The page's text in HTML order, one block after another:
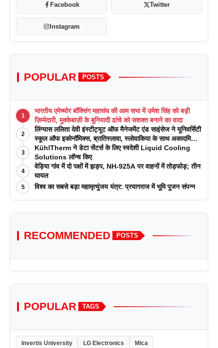
Facebook Twitter
Instagram
POPULAR POSTS
1
भारतीय एमेच्योर बॉक्सिंग महासंघ की आम सभा में उमेश सिंह को बड़ी
ज़िम्मेदारी, मुक्केबाज़ी के बुनियादी ढांचे को सशक्त बनाने का वादा
2
लिंग्यास ललिता देवी इंस्टीट्यूट ऑफ मैनेजमेंट एंड साइंसेज ने यूनिवर्सिटी
स्कूल ऑफ इकोनॉमिक्स, ब्रातिस्लावा, स्लोवाकिया के साथ अकादमिक
पत्रिकाओं में प्रकाशन रणनीतियों पर एक दिवसीय कार्यशाला का
आयोजन किया
3
KühlTherm ने डेटा सेंटर्स के लिए स्वदेशी Liquid Cooling
Solutions लॉन्च किए
4
वेड़िया गांव में दो पक्षों में झड़प, NH-925A पर वाहनों में तोड़फोड़; तीन
घायल
5 विश्व का सबसे बड़ा महामृत्युंजय यंत्र: प्रयागराज में भूमि पूजन संपन्न
RECOMMENDED POSTS
POPULAR TAGS
Invertis University LG Electronics Mica